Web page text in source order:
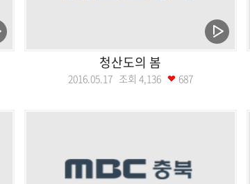
청산도의 봄
2016.05.17 조회 4,136 687